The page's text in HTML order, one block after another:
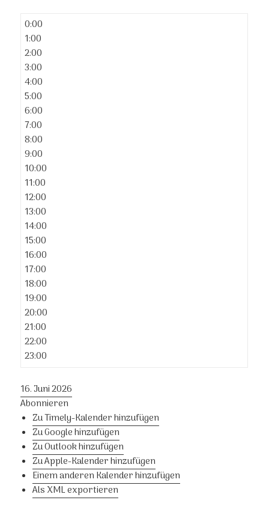
0:00
1:00
2:00
3:00
4:00
5:00
6:00
7:00
8:00
9:00
10:00
11:00
12:00
13:00
14:00
15:00
16:00
17:00
18:00
19:00
20:00
21:00
22:00
23:00
16. Juni 2026
Abonnieren
Zu Timely-Kalender hinzufügen
Zu Google hinzufügen
Zu Outlook hinzufügen
Zu Apple-Kalender hinzufügen
Einem anderen Kalender hinzufügen
Als XML exportieren